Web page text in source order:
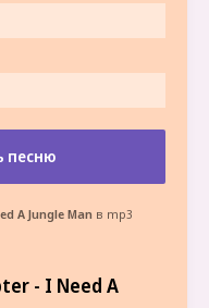
песню
A Jungle Man в mp3
- I Need A